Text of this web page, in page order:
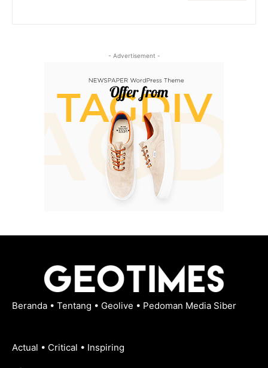
- Advertisement -
Beranda • Tentang • Geolive • Pedoman Media Siber
Actual • Critical • Inspiring